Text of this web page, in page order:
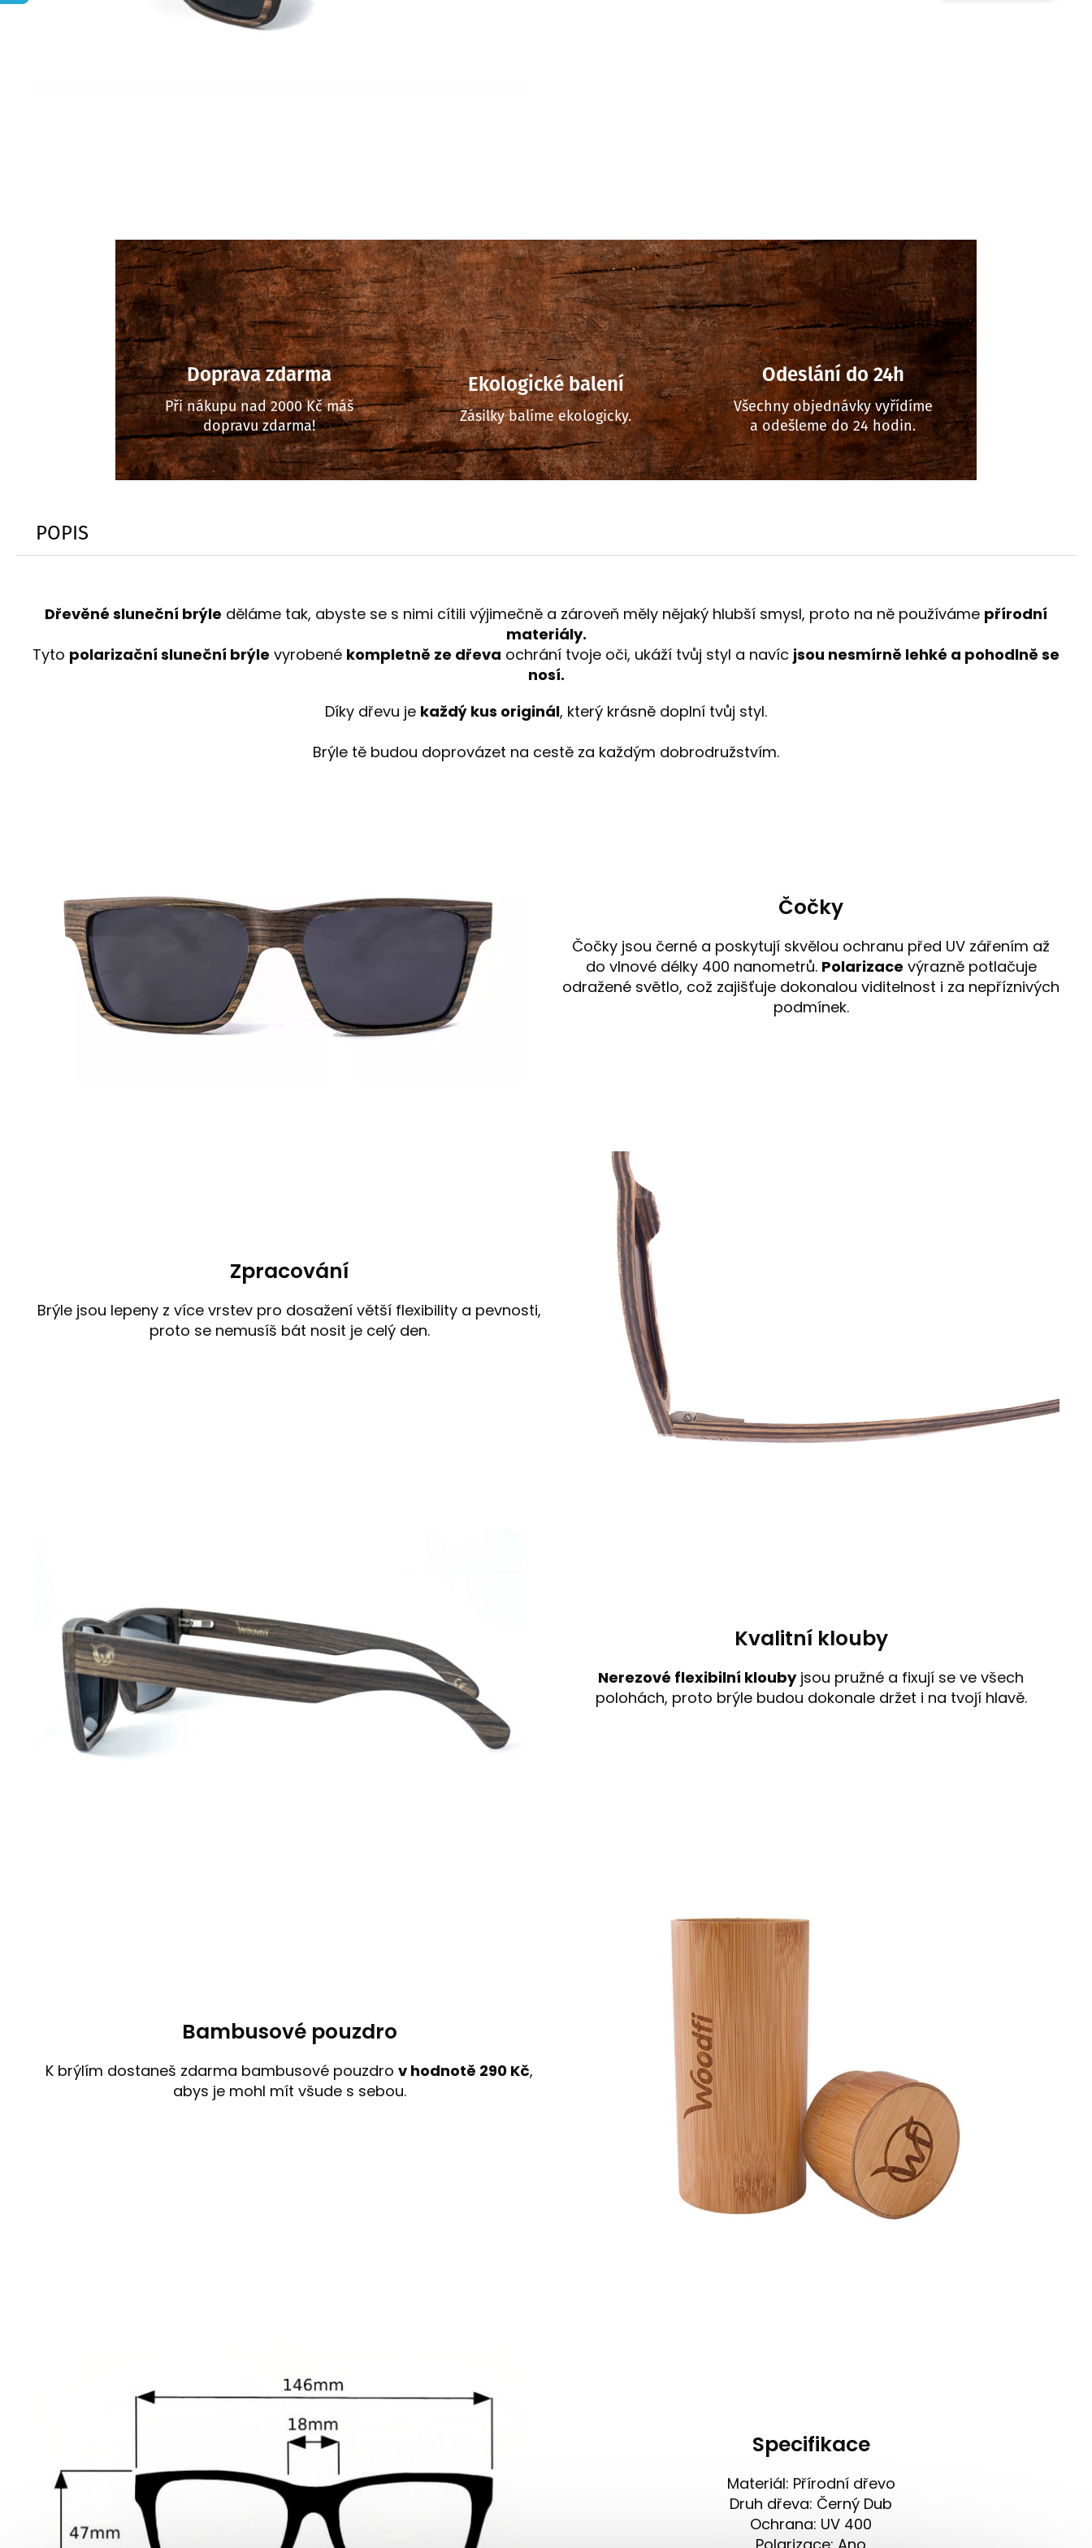
Doprava zdarma
Při nákupu nad 2000 Kč máš
dopravu zdarma!
Ekologické balení
Zásilky balíme ekologicky.
Odeslání do 24h
Všechny objednávky vyřídíme
a odešleme do 24 hodin.
POPIS
Dřevěné sluneční brýle děláme tak, abyste se s nimi cítili výjimečně a zároveň měly nějaký hlubší smysl, proto na ně používáme přírodní
materiály.
Tyto polarizační sluneční brýle vyrobené kompletně ze dřeva ochrání tvoje oči, ukáží tvůj styl a navíc jsou nesmírně lehké a pohodlně se
nosí.
Díky dřevu je každý kus originál, který krásně doplní tvůj styl.
Brýle tě budou doprovázet na cestě za každým dobrodružstvím.
Čočky
Čočky jsou černé a poskytují skvělou ochranu před UV zářením až
do vlnové délky 400 nanometrů. Polarizace výrazně potlačuje
odražené světlo, což zajišťuje dokonalou viditelnost i za nepříznivých
podmínek.
Zpracování
Brýle jsou lepeny z více vrstev pro dosažení větší flexibility a pevnosti,
proto se nemusíš bát nosit je celý den.
Kvalitní klouby
Nerezové flexibilní kloubyjsou pružné a fixují se ve všech
polohách, proto brýle budou dokonale držet i na tvojí hlavě.
Bambusové pouzdro
K brýlím dostaneš zdarma bambusové pouzdro v hodnotě 290 Kč,
abys je mohl mít všude s sebou.
Specifikace
Materiál: Přírodní dřevo
Druh dřeva: Černý Dub
Ochrana: UV 400